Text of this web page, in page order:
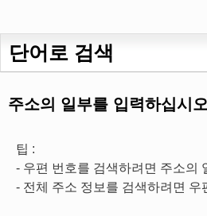
단어로 검색
주소의 일부를 입력하십시
팁 :
- 우편 번호를 검색하려면 주소의
- 전체 주소 정보를 검색하려면 우